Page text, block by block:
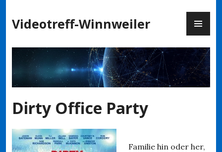
Inhalt
springen
Videotreff-Winnweiler
Dirty Office Party
Familie hin oder her,